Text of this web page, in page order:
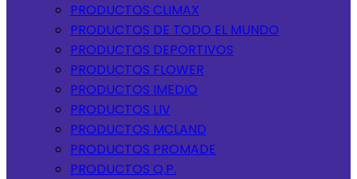
PRODUCTOS CLIMAX
PRODUCTOS DE TODO EL MUNDO
PRODUCTOS DEPORTIVOS
PRODUCTOS FLOWER
PRODUCTOS IMEDIO
PRODUCTOS LIV
PRODUCTOS MCLAND
PRODUCTOS PROMADE
PRODUCTOS Q.P.